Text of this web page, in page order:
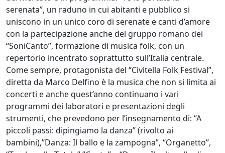
serenata”, un raduno in cui abitanti e pubblico si
uniscono in un unico coro di serenate e canti d’amore
con la partecipazione anche del gruppo romano dei
“SoniCanto”, formazione di musica folk, con un
repertorio incentrato soprattutto sull’Italia centrale.
Come sempre, protagonista del “Civitella Folk Festival”,
diretta da Marco Delfino è la musica che non si limita ai
concerti e anche quest’anno continuano i vari
programmi dei laboratori e presentazioni degli
strumenti, che prevedono per l’insegnamento di: “A
piccoli passi: dipingiamo la danza” (rivolto ai
bambini),”Danza: Il ballo e la zampogna”, “Organetto”,